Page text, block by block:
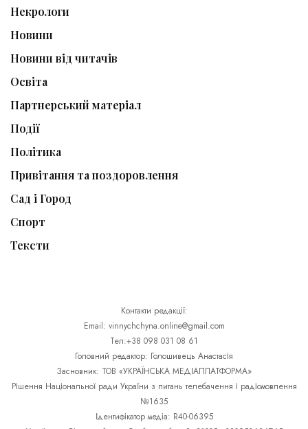
Некрологи
Новини
Новини від читачів
Освіта
Партнерський матеріал
Події
Політика
Привітання та поздоровлення
Сад і Город
Спорт
Тексти
Контакти редакції:
Email: vinnychchyna.online@gmail.com
Тел:+38 098 031 08 61
Головний редактор: Голошивець Анастасія
Засновник: ТОВ «УКРАЇНСЬКА МЕДІАПЛАТФОРМА»
Рішення Національної ради України з питань телебачення і радіомовлення
№1635
Ідентифікатор медіа: R40-06395